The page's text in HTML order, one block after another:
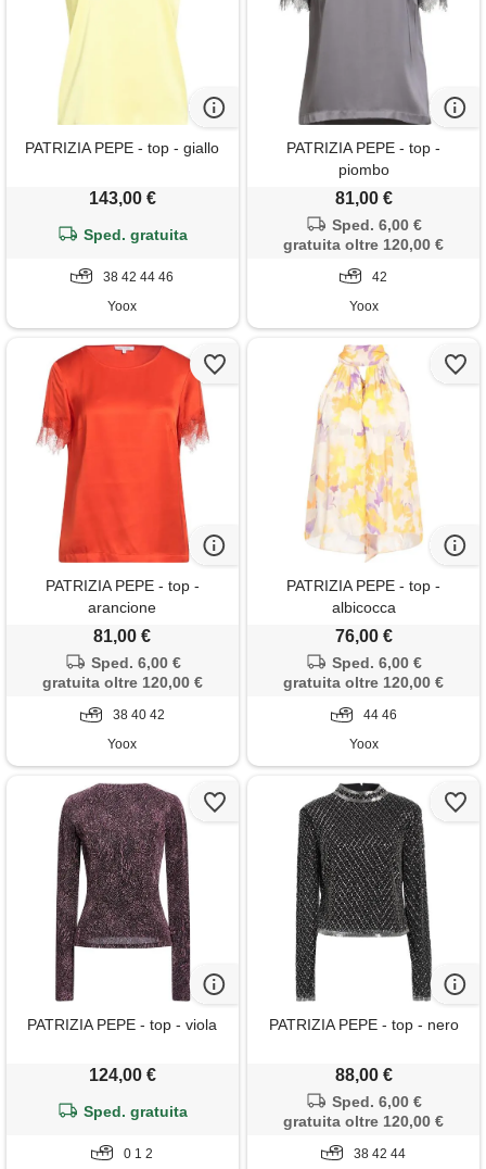
PATRIZIA PEPE - top - giallo
143,00 €
Sped. gratuita
38 42 44 46
Yoox
PATRIZIA PEPE - top -
piombo
81,00 €
Sped. 6,00 €
gratuita oltre 120,00 €
42
Yoox
PATRIZIA PEPE - top -
arancione
81,00 €
Sped. 6,00 €
gratuita oltre 120,00 €
38 40 42
Yoox
PATRIZIA PEPE - top -
albicocca
76,00 €
Sped. 6,00 €
gratuita oltre 120,00 €
44 46
Yoox
PATRIZIA PEPE - top - viola
124,00 €
Sped. gratuita
0 1 2
PATRIZIA PEPE - top - nero
88,00 €
Sped. 6,00 €
gratuita oltre 120,00 €
38 42 44